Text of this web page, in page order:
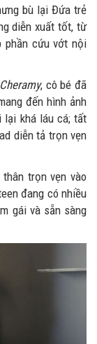
bù lại Đứa trẻ
diễn xuất tốt, từ
phần cứu vớt nội
, cô bé đã
đến hình ảnh
lại khá láu cá; tất
diễn tả trọn vẹn
trọn vẹn vào
đang có nhiều
gái và sẵn sàng